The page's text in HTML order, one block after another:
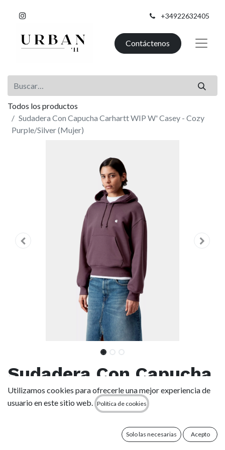
+34922632405
Contáctenos
Todos los productos
Sudadera Con Capucha Carhartt WIP W' Casey - Cozy
Purple/Silver (Mujer)
Sudadera Con Capucha
Carhartt WIP W' Casey
- Cozy Purple/Silver
Utilizamos cookies para ofrecerle una mejor experiencia de
usuario en este sitio web.
Política de cookies
Solo las necesarias Acepto